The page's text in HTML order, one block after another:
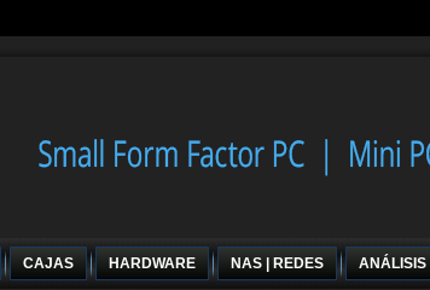
CAJAS HARDWARE NAS | REDES ANÁLISIS